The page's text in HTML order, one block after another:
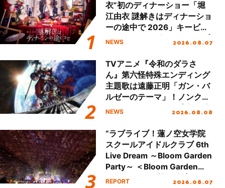
衣”初のディナーショー「堀
江由衣 謎解きはディナーショ
ーの途中で 2026」キービジ
ュアル＆グッズラインナップ
NEWS 2026.08.07
TVアニメ『令和のダラさ
ん』第六怪特殊エンディング
主題歌は遠藤正明「ガン・バ
ルゼーのテーマ」！ノンクレ
ジットエンディング映像も公
NEWS 2026.08.08
“ラブライブ！蓮ノ空女学院
スクールアイドルクラブ 6th
Live Dream ～Bloom Garden
Party～ ＜Bloom Garden
Party Stage／埼玉公演＞”
REPORT 2026.08.07